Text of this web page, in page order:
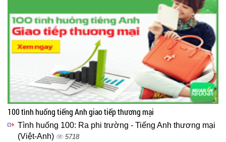
100 tình huống tiếng Anh giao tiếp thương mại
Tình huống 100: Ra phi trường - Tiếng Anh thương mại
(Việt-Anh)
5718